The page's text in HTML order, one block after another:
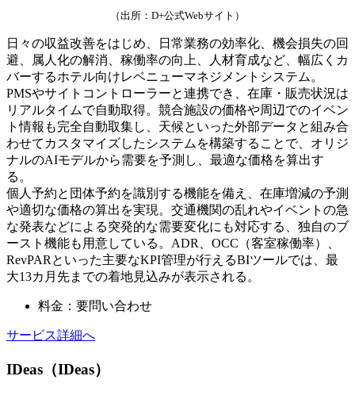
（出所：D+公式Webサイト）
日々の収益改善をはじめ、日常業務の効率化、機会損失の回
避、属人化の解消、稼働率の向上、人材育成など、幅広くカ
バーするホテル向けレベニューマネジメントシステム。
PMSやサイトコントローラーと連携でき、在庫・販売状況は
リアルタイムで自動取得。競合施設の価格や周辺でのイベン
ト情報も完全自動取集し、天候といった外部データと組み合
わせてカスタマイズしたシステムを構築することで、オリジ
ナルのAIモデルから需要を予測し、最適な価格を算出す
る。
個人予約と団体予約を識別する機能を備え、在庫増減の予測
や適切な価格の算出を実現。交通機関の乱れやイベントの急
な発表などによる突発的な需要変化にも対応する、独自のブ
ースト機能も用意している。ADR、OCC（客室稼働率）、
RevPARといった主要なKPI管理が行えるBIツールでは、最
大13カ月先までの着地見込みが表示される。
料金：要問い合わせ
サービス詳細へ
IDeas（IDeas）